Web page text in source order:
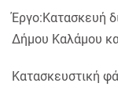
Έργο:Κατασκευή
Δήμου Καλάμου
Κατασκευστική